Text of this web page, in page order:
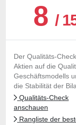
8/
Der Qualitäts-
Aktien auf die
Geschäftsmodells
die Stabilität der
Qualitäts-Check
anschauen
Rangliste der